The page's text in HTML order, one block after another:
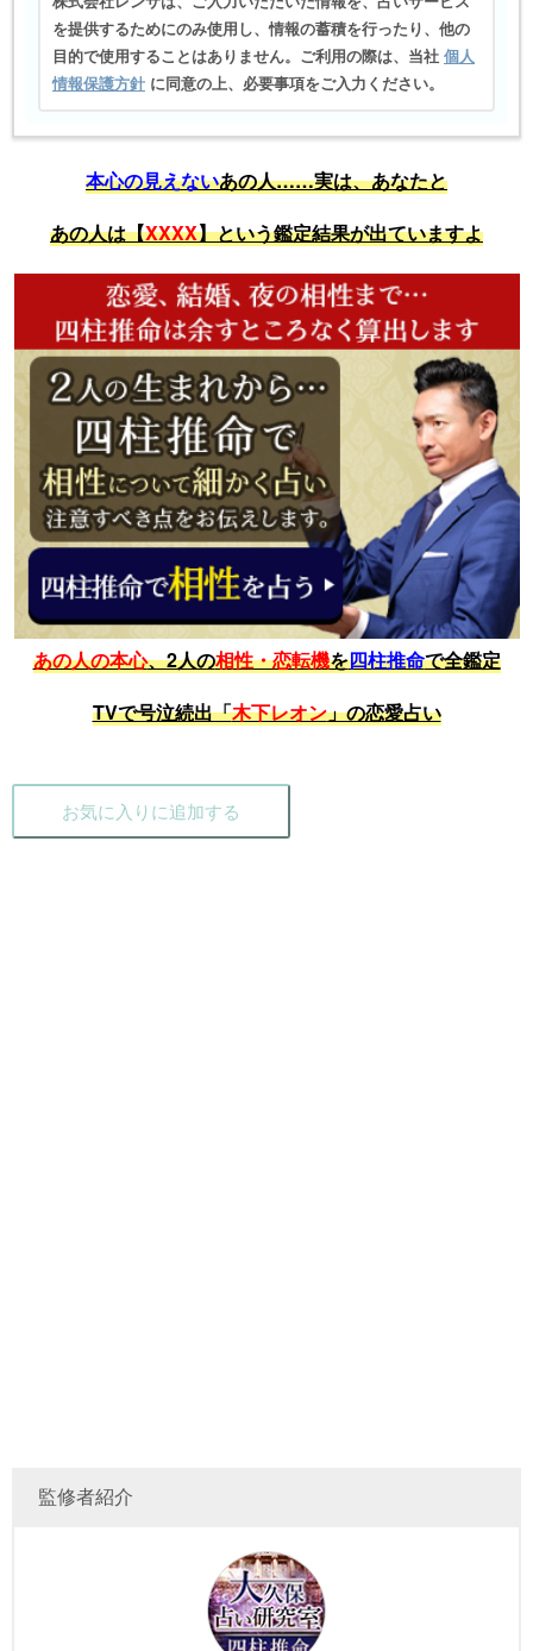
を提供するためにのみ使用し、情報の蓄積を行ったり、他の
目的で使用することはありません。ご利用の際は、当社 個人
情報保護方針 に同意の上、必要事項をご入力ください。
本心の見えないあの人……実は、あなたと
あの人は【XXXX】という鑑定結果が出ていますよ
あの人の本心、2人の相性・恋転機を四柱推命で全鑑定
TVで号泣続出「木下レオン」の恋愛占い
お気に入りに追加する
監修者紹介